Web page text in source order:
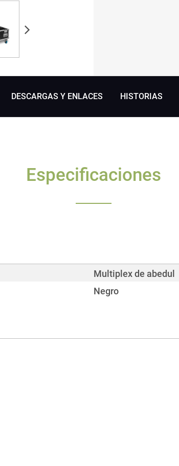
DESCARGAS Y ENLACES HISTORIAS
Especificaciones
Multiplex de abedul
Negro